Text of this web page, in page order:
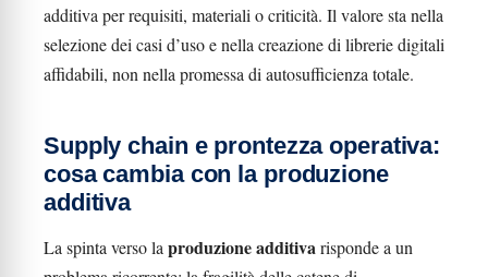
additiva per requisiti, materiali o criticità. Il valore sta nella
selezione dei casi d’uso e nella creazione di librerie digitali
affidabili, non nella promessa di autosufficienza totale.
Supply chain e prontezza operativa:
cosa cambia con la produzione
additiva
La spinta verso la produzione additivarisponde a un